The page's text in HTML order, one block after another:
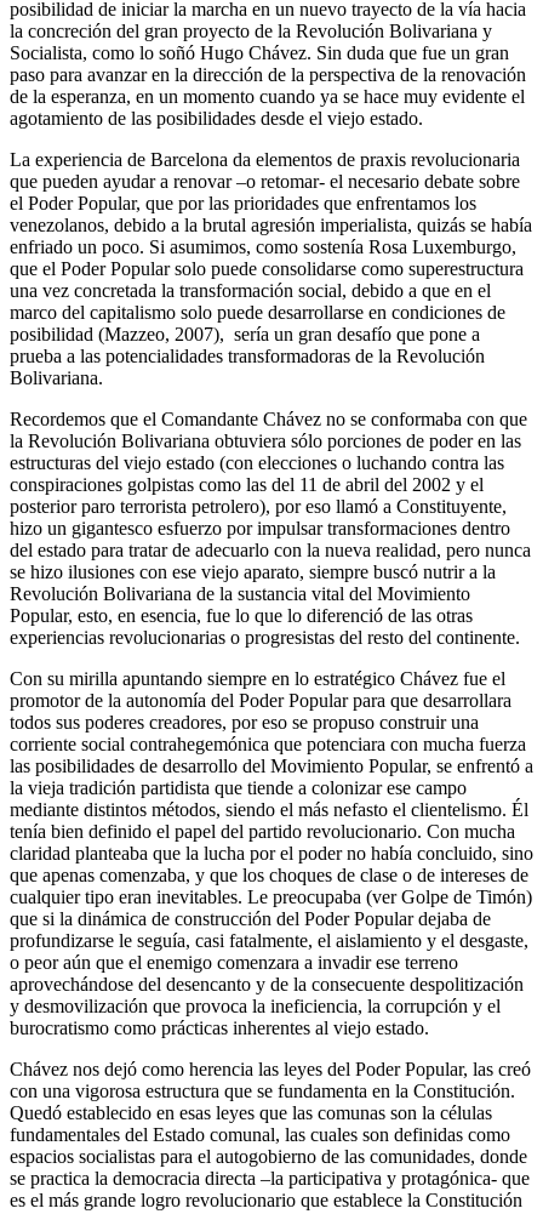
posibilidad de iniciar la marcha en un nuevo trayecto de la vía hacia
la concreción del gran proyecto de la Revolución Bolivariana y
Socialista, como lo soñó Hugo Chávez. Sin duda que fue un gran
paso para avanzar en la dirección de la perspectiva de la renovación
de la esperanza, en un momento cuando ya se hace muy evidente el
agotamiento de las posibilidades desde el viejo estado.
La experiencia de Barcelona da elementos de praxis revolucionaria
que pueden ayudar a renovar –o retomar- el necesario debate sobre
el Poder Popular, que por las prioridades que enfrentamos los
venezolanos, debido a la brutal agresión imperialista, quizás se había
enfriado un poco. Si asumimos, como sostenía Rosa Luxemburgo,
que el Poder Popular solo puede consolidarse como superestructura
una vez concretada la transformación social, debido a que en el
marco del capitalismo solo puede desarrollarse en condiciones de
posibilidad (Mazzeo, 2007), sería un gran desafío que pone a
prueba a las potencialidades transformadoras de la Revolución
Bolivariana.
Recordemos que el Comandante Chávez no se conformaba con que
la Revolución Bolivariana obtuviera sólo porciones de poder en las
estructuras del viejo estado (con elecciones o luchando contra las
conspiraciones golpistas como las del 11 de abril del 2002 y el
posterior paro terrorista petrolero), por eso llamó a Constituyente,
hizo un gigantesco esfuerzo por impulsar transformaciones dentro
del estado para tratar de adecuarlo con la nueva realidad, pero nunca
se hizo ilusiones con ese viejo aparato, siempre buscó nutrir a la
Revolución Bolivariana de la sustancia vital del Movimiento
Popular, esto, en esencia, fue lo que lo diferenció de las otras
experiencias revolucionarias o progresistas del resto del continente.
Con su mirilla apuntando siempre en lo estratégico Chávez fue el
promotor de la autonomía del Poder Popular para que desarrollara
todos sus poderes creadores, por eso se propuso construir una
corriente social contrahegemónica que potenciara con mucha fuerza
las posibilidades de desarrollo del Movimiento Popular, se enfrentó a
la vieja tradición partidista que tiende a colonizar ese campo
mediante distintos métodos, siendo el más nefasto el clientelismo. Él
tenía bien definido el papel del partido revolucionario. Con mucha
claridad planteaba que la lucha por el poder no había concluido, sino
que apenas comenzaba, y que los choques de clase o de intereses de
cualquier tipo eran inevitables. Le preocupaba (ver Golpe de Timón)
que si la dinámica de construcción del Poder Popular dejaba de
profundizarse le seguía, casi fatalmente, el aislamiento y el desgaste,
o peor aún que el enemigo comenzara a invadir ese terreno
aprovechándose del desencanto y de la consecuente despolitización
y desmovilización que provoca la ineficiencia, la corrupción y el
burocratismo como prácticas inherentes al viejo estado.
Chávez nos dejó como herencia las leyes del Poder Popular, las creó
con una vigorosa estructura que se fundamenta en la Constitución.
Quedó establecido en esas leyes que las comunas son la células
fundamentales del Estado comunal, las cuales son definidas como
espacios socialistas para el autogobierno de las comunidades, donde
se practica la democracia directa –la participativa y protagónica- que
es el más grande logro revolucionario que establece la Constitución